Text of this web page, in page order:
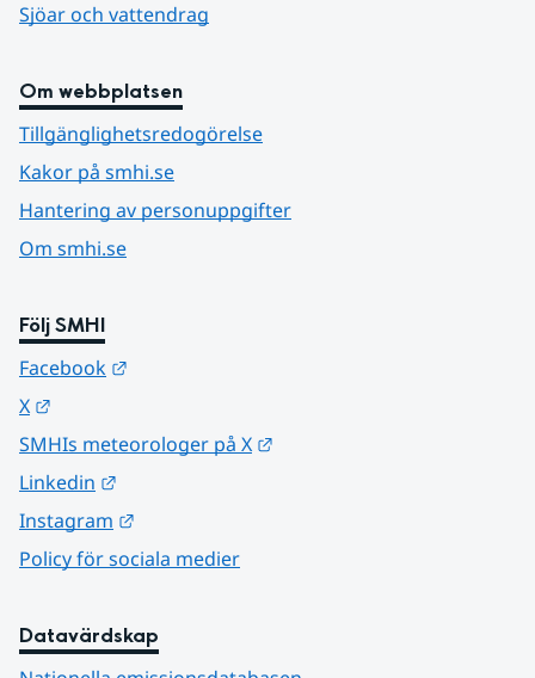
Sjöar och vattendrag
Om webbplatsen
Tillgänglighetsredogörelse
Kakor på smhi.se
Hantering av personuppgifter
Om smhi.se
Följ SMHI
Facebook
X
SMHIs meteorologer på X
Linkedin
Instagram
Policy för sociala medier
Datavärdskap